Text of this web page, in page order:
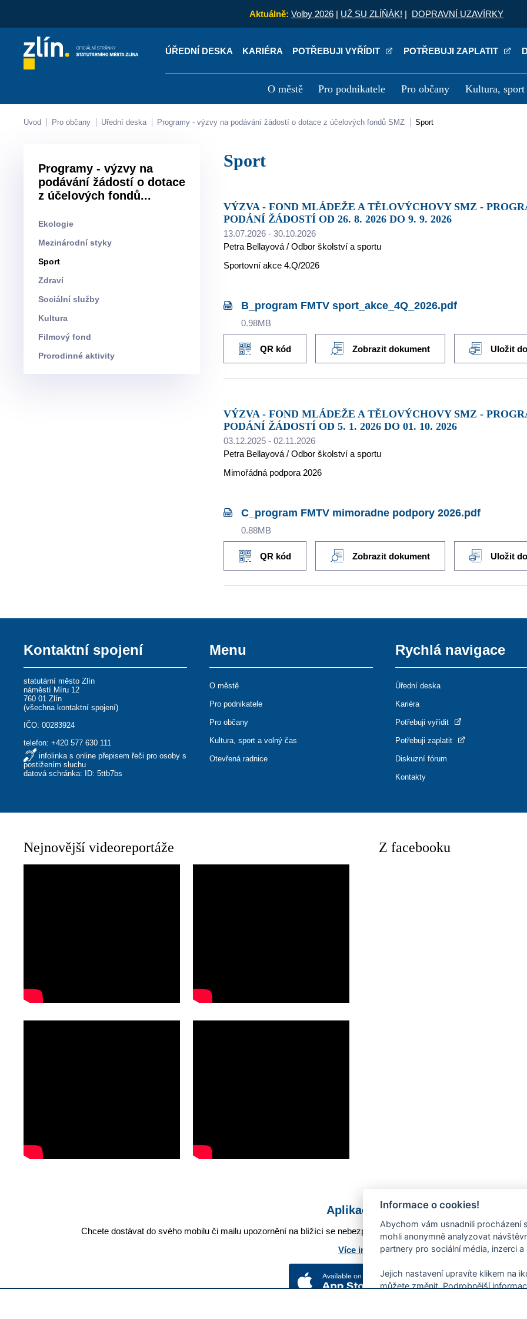
Aktuálně: Volby 2026 | UŽ SU ZLÍŇÁK! | DOPRAVNÍ UZAVÍRKY
ÚŘEDNÍ DESKA KARIÉRA POTŘEBUJI VYŘÍDIT POTŘEBUJI ZAPLATIT
O městě Pro podnikatele Pro občany Kultura, sport
Kontakty Úřední deska Kariéra
Úvod Pro občany Úřední deska Programy - výzvy na podávání žádostí o dotace z účelových fondů SMZ Sport
Programy - výzvy na
podávání žádostí o dotace
z účelových fondů...
Ekologie
Mezinárodní styky
Sport
Zdraví
Sociální služby
Kultura
Filmový fond
Prorodinné aktivity
Sport
VÝZVA - FOND MLÁDEŽE A TĚLOVÝCHOVY SMZ - PROGRAM: SPORTOVNÍ AKCE 4.Q/2026 - LHŮTA PRO
PODÁNÍ ŽÁDOSTÍ OD 26. 8. 2026 DO 9. 9. 2026
13.07.2026 - 30.10.2026
Petra Bellayová / Odbor školství a sportu
Sportovní akce 4.Q/2026
B_program FMTV sport_akce_4Q_2026.pdf
0.98MB
QR kód Zobrazit dokument Uložit
VÝZVA - FOND MLÁDEŽE A TĚLOVÝCHOVY SMZ - PROGRAM: MIMOŘÁDNÉ PODPORY - LHŮTA PRO
PODÁNÍ ŽÁDOSTÍ OD 5. 1. 2026 DO 01. 10. 2026
03.12.2025 - 02.11.2026
Petra Bellayová / Odbor školství a sportu
Mimořádná podpora 2026
C_program FMTV mimoradne podpory 2026.pdf
0.88MB
QR kód Zobrazit dokument Uložit
Kontaktní spojení
statutární město Zlín
náměstí Míru 12
760 01 Zlín
(všechna kontaktní spojení)
IČO: 00283924
telefon:+420 577 630 111
infolinka s online přepisem řeči pro osoby s
postižením sluchu
datová schránka: ID: 5ttb7bs
Menu
O městě
Pro podnikatele
Pro občany
Kultura, sport a volný čas
Otevřená radnice
Rychlá navigace
Úřední deska
Kariéra
Potřebuji vyřídit
Potřebuji zaplatit
Diskuzní fórum
Kontakty
Nejnovější videoreportáže Z facebooku
Aplikace Mobilní rozhlas
Chcete dostávat do svého mobilu či mailu upozornění na blížící se nebezpečí, odstávky, poruchy a výpadky
Více informací o aplikaci
Informace o cookies!
Abychom vám usnadnili procházení
mohli anonymně analyzovat
partnery pro sociální média, inzerci a
Jejich nastavení upravíte klikem na
můžete změnit. Podrobnější